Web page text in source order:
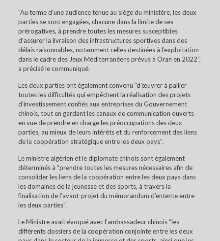
“Au terme d’une audience tenue au siège du ministère, les deux
parties se sont engagées, chacune dans la limite de ses
prérogatives, à prendre toutes les mesures susceptibles
d’assurer la livraison des infrastructures sportives dans des
délais raisonnables, notamment celles destinées à l’exploitation
dans le cadre des Jeux Méditerranéens prévus à Oran en 2022”,
a précisé le communiqué.
Les deux parties ont également convenu “d’œuvrer à pallier
toutes les difficultés qui empêchent la réalisation des projets
d’investissement confiés aux entreprises du Gouvernement
chinois, tout en gardant les canaux de communication ouverts
en vue de prendre en charge les préoccupations des deux
parties, au mieux de leurs intérêts et du renforcement des liens
de la coopération stratégique entre les deux pays”.
Le ministre algérien et le diplomate chinois sont également
déterminés à “prendre toutes les mesures nécessaires afin de
consolider les liens de la coopération entre les deux pays dans
les domaines de la jeunesse et des sports, à travers la
finalisation de l’avant-projet du mémorandum d’entente entre
les deux parties”.
Le Ministre avait évoqué avec l’ambassadeur chinois “les
différents dossiers de la coopération conjointe entre les deux